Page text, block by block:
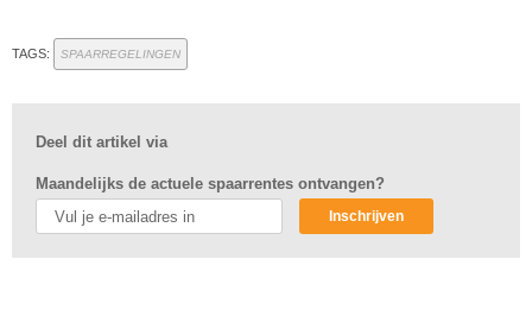
TAGS: SPAARREGELINGEN
Deel dit artikel via
Maandelijks de actuele spaarrentes ontvangen?
Inschrijven